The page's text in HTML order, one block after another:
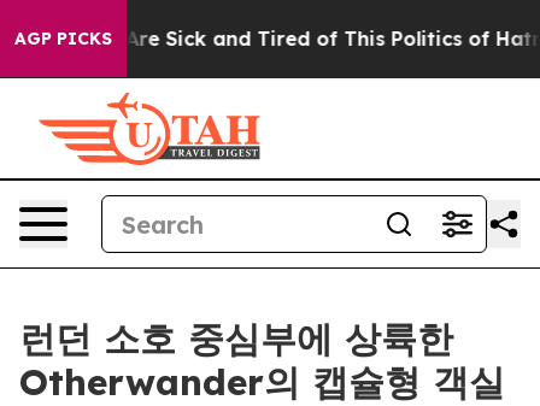
AGP PICKS
Are Sick and Tired of This Politics of Hatred” The
런던 소호 중심부에 상륙한
Otherwander의 캡슐형 객실